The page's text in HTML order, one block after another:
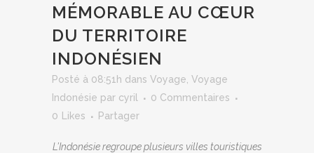
MÉMORABLE AU CŒUR
DU TERRITOIRE
INDONÉSIEN
Posté à 08:51h dans Voyage Voyage
Indonésie par cyril
0 Commentaires
0
Likes Partager
L’Indonésie regroupe plusieurs villes touristiques